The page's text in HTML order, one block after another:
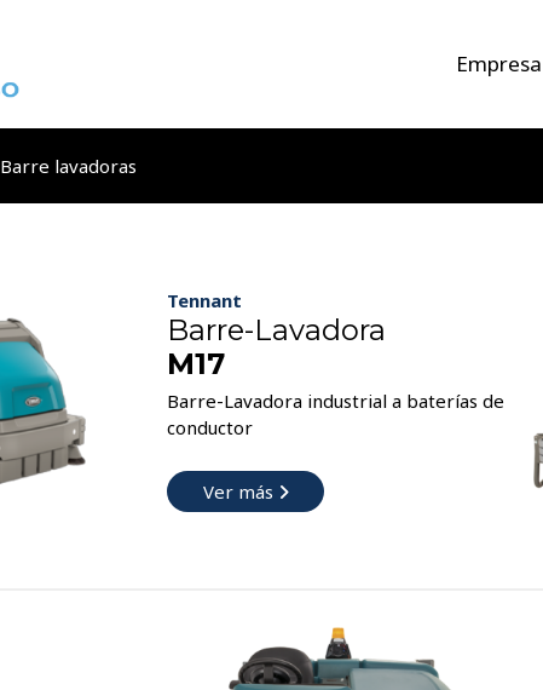
Empresa
Barre lavadoras
Tennant
Barre-Lavadora
M17
Barre-Lavadora industrial a baterías de
conductor
Ver más